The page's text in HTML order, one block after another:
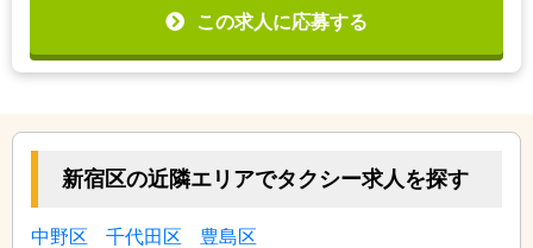
この求人に応募する
新宿区の近隣エリアでタクシー求人を探す
中野区 千代田区 豊島区